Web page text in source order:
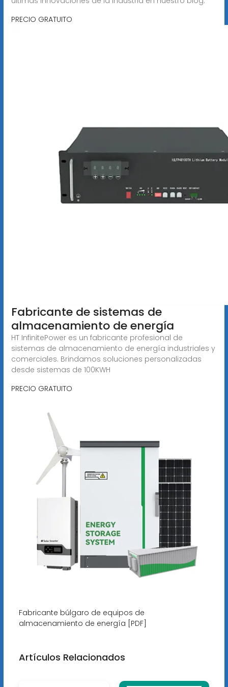
PRECIO GRATUITO
Fabricante de sistemas de
almacenamiento de energía
HT InfinitePower es un fabricante profesional de
sistemas de almacenamiento de energía industriales y
comerciales. Brindamos soluciones personalizadas
desde sistemas de 100KWH
PRECIO GRATUITO
Fabricante búlgaro de equipos de
almacenamiento de energía [PDF]
Artículos Relacionados